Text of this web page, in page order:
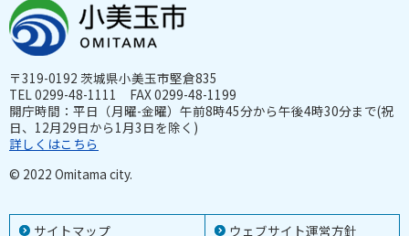
サイトマップ ウェブサイト運営方針
〒319-0192 茨城県小美玉市堅倉835
TEL 0299-48-1111 FAX 0299-48-1199
開庁時間：平日（月曜-金曜）午前8時45分から午後4時30分まで(祝
日、12月29日から1月3日を除く)
詳しくはこちら
© 2022 Omitama city.